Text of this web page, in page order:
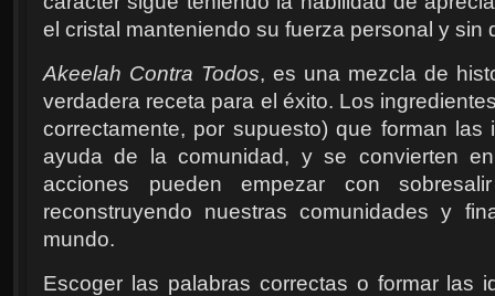
el cristal manteniendo su fuerza personal y sin
Akeelah Contra Todos, es una mezcla de
verdadera receta para el éxito. Los
correctamente, por supuesto) que forman
ayuda de la comunidad, y se convierten
acciones pueden empezar con
reconstruyendo nuestras comunidades y
mundo.
Escoger las palabras correctas o formar las